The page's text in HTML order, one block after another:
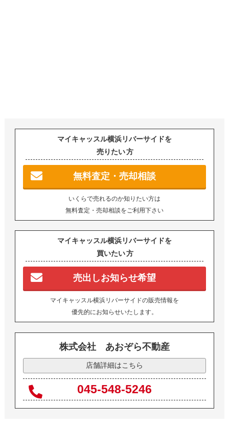
マイキャッスル横浜リバーサイドを
売りたい方
無料査定・売却相談
いくらで売れるのか知りたい方は
無料査定・売却相談をご利用下さい
マイキャッスル横浜リバーサイドを
買いたい方
売出しお知らせ希望
マイキャッスル横浜リバーサイドの販売情報を
優先的にお知らせいたします。
株式会社 あおぞら不動産
店舗詳細はこちら
045-548-5246